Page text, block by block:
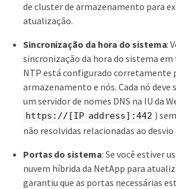
de cluster de armazenamento para
atualização.
Sincronização da hora do sistema:
sincronização da hora do sistema em
NTP está configurado corretamente
armazenamento e nós. Cada nó deve
um servidor de nomes DNS na IU da
https://[IP address]:442 )
não resolvidas relacionadas ao
Portas do sistema: Se você estiver
nuvem híbrida da NetApp para
garantiu que as portas necessárias